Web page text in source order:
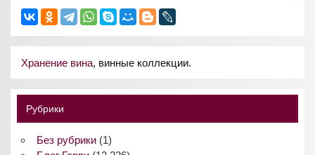
Хранение вина, винные коллекции.
Рубрики
Без рубрики(1)